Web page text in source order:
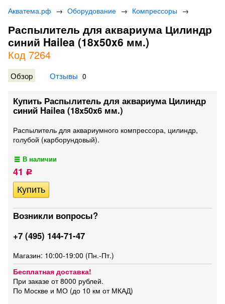
Акватема.рф → Оборудование → Компрессоры →
Распылитель для аквариума Цилиндр
синий Hailea (18x50x6 мм.)
Код 7264
Обзор Отзывы 0
Купить Распылитель для аквариума Цилиндр
синий Hailea (18x50x6 мм.)
Распылитель для аквариумного компрессора, цилиндр,
голубой (карборундовый).
В наличии
41 Р
Возникли вопросы?
+7 (495) 144-71-47
Магазин: 10:00-19:00 (Пн.-Пт.)
Бесплатная доставка!
При заказе от 8000 рублей.
По Москве и МО (до 10 км от МКАД)